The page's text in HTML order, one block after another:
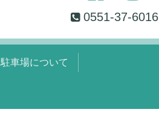
0551-37-6016
駐車場について